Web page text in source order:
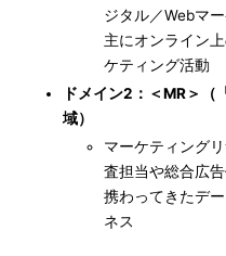
ジタル／Webマ
主にオンライン
ケティング活動
ドメイン2：＜MR＞（
域）
マーケティング
査担当や総合広
携わってきたデ
ネス